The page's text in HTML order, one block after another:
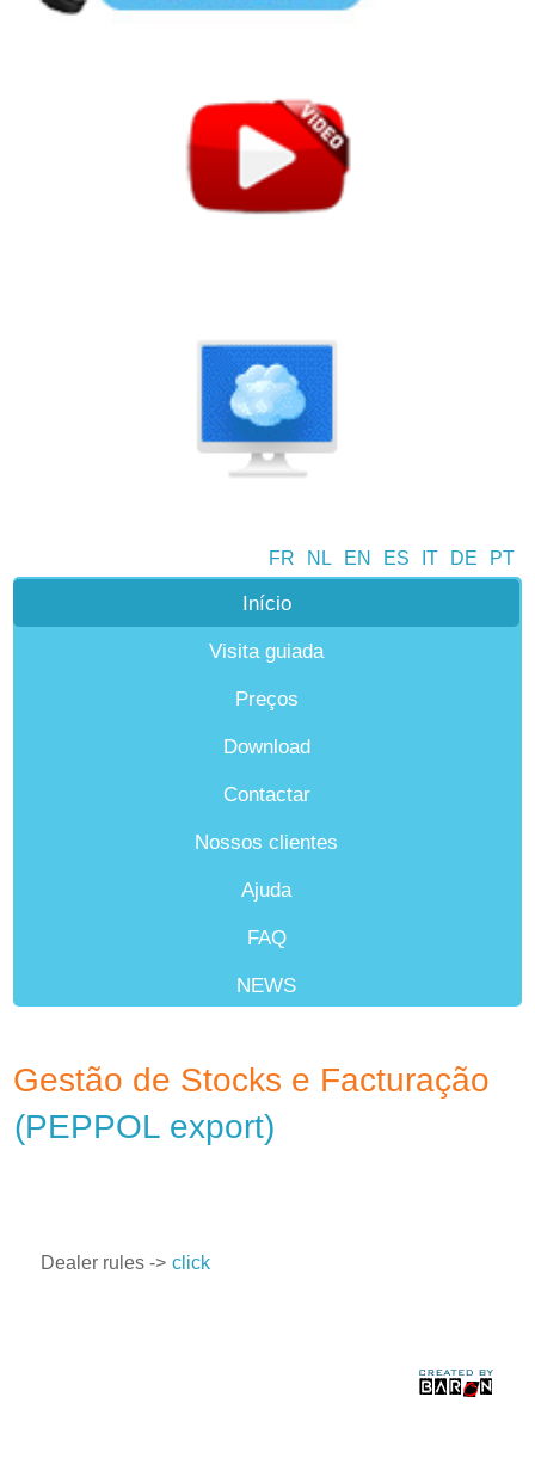
FR NL EN ES IT DE PT
Início
Visita guiada
Preços
Download
Contactar
Nossos clientes
Ajuda
FAQ
NEWS
Gestão de Stocks e Facturação
(PEPPOL export)
Dealer rules -> click